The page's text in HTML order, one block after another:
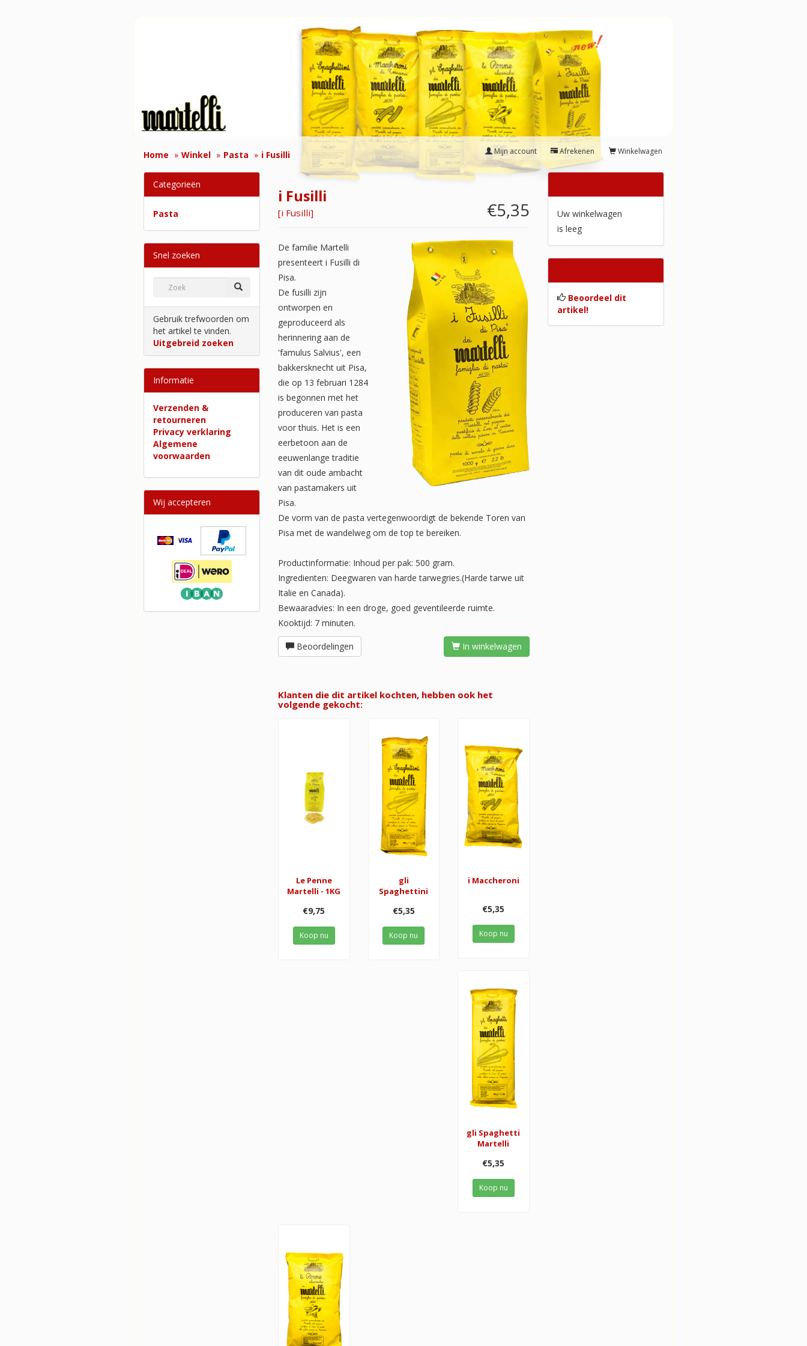
Home Winkel Pasta i Fusilli Winkelwagen
Afrekenen
Mijn account
€5,35
i Fusilli
[i Fusilli]
De familie Martelli
presenteert i Fusilli di
Pisa.
De fusilli zijn
ontworpen en
geproduceerd als
herinnering aan de
'famulus Salvius', een
bakkersknecht uit Pisa,
die op 13 februari 1284
is begonnen met het
produceren van pasta
voor thuis. Het is een
eerbetoon aan de
eeuwenlange traditie
van dit oude ambacht
van pastamakers uit
Pisa.
De vorm van de pasta vertegenwoordigt de bekende Toren van
Pisa met de wandelweg om de top te bereiken.
Productinformatie: Inhoud per pak: 500 gram.
Ingredienten: Deegwaren van harde tarwegries.(Harde tarwe uit
Italie en Canada).
Bewaaradvies: In een droge, goed geventileerde ruimte.
Kooktijd: 7 minuten.
Beoordelingen In winkelwagen
Klanten die dit artikel kochten, hebben ook het
volgende gekocht:
Le Penne
Martelli - 1KG
€9,75
Koop nu
gli
Spaghettini
€5,35
Koop nu
i Maccheroni
€5,35
Koop nu
gli Spaghetti
Martelli
€5,35
Koop nu
Categorieën
Pasta
Snel zoeken
Gebruik trefwoorden om
het artikel te vinden.
Uitgebreid zoeken
Informatie
Verzenden &
retourneren
Privacy verklaring
Algemene
voorwaarden
Wij accepteren
Uw winkelwagen
is leeg
Beoordeel dit
artikel!